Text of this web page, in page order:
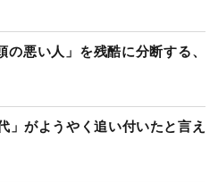
の悪い人」を残酷に分断する、
」がようやく追い付いたと言え